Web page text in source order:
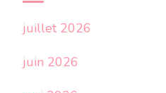
juillet 2026
juin 2026